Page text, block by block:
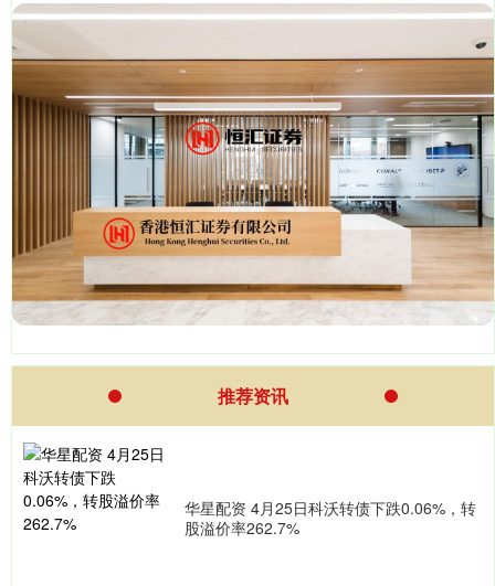
推荐资讯
华星配资 4月25日科沃转债下跌0.06%，转
股溢价率262.7%